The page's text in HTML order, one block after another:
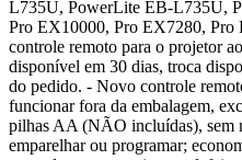
L735U, PowerLite EB-L735U,
Pro EX10000, Pro EX7280, Pro
controle remoto para o projetor
disponível em 30 dias, troca
do pedido. - Novo controle
funcionar fora da embalagem,
pilhas AA (NÃO incluídas), sem
emparelhar ou programar;